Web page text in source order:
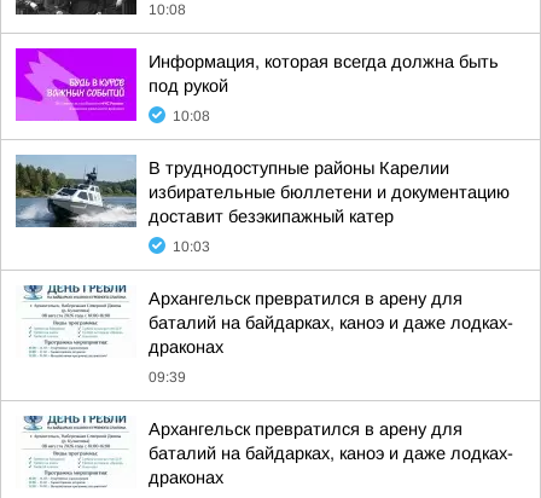
10:08
Информация, которая всегда должна быть
под рукой
10:08
В труднодоступные районы Карелии
избирательные бюллетени и документацию
доставит безэкипажный катер
10:03
Архангельск превратился в арену для
баталий на байдарках, каноэ и даже лодках-
драконах
09:39
Архангельск превратился в арену для
баталий на байдарках, каноэ и даже лодках-
драконах